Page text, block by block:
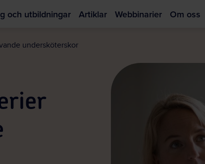
och utbildningar Artiklar Webbinarier Om oss
undersköterskor